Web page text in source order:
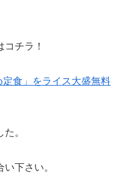
コチラ！
食」をライス大盛無料
。
下さい。